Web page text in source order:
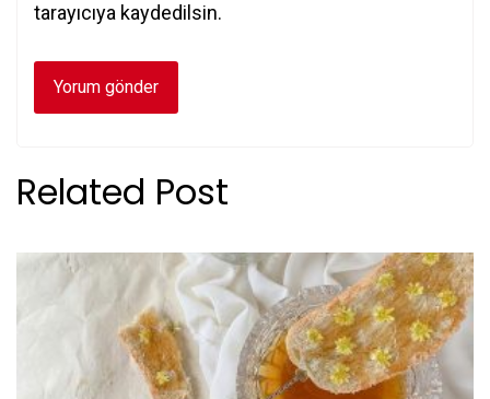
tarayıcıya kaydedilsin.
Related Post